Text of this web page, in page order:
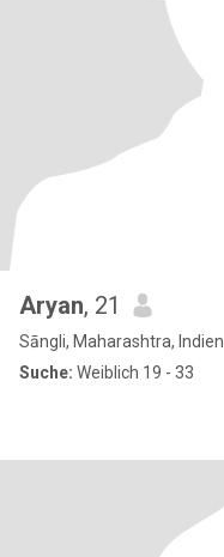
Aryan, 21
Sāngli, Maharashtra, Indien
Suche: Weiblich 19 - 33